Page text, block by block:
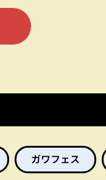
ガワフェス